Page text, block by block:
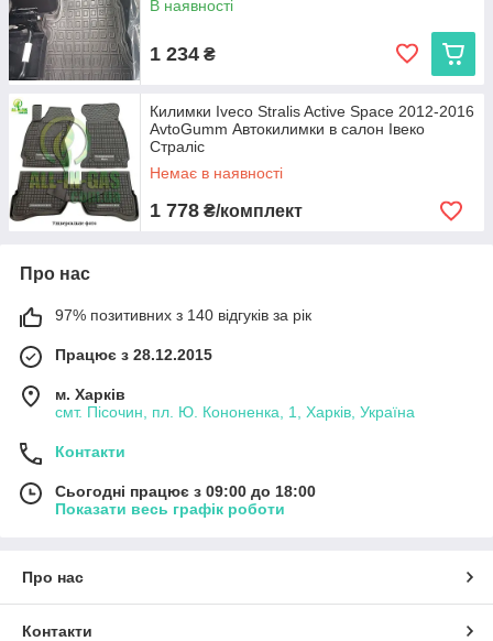
В наявності
1 234 ₴
Килимки Iveco Stralis Active Space 2012-2016
AvtoGumm Автокилимки в салон Івеко
Страліс
Немає в наявності
1 778 ₴/комплект
Про нас
97% позитивних з 140 відгуків за рік
Працює з 28.12.2015
м. Харків
смт. Пісочин, пл. Ю. Кононенка, 1, Харків, Україна
Контакти
Сьогодні працює з 09:00 до 18:00
Показати весь графік роботи
Про нас
Контакти